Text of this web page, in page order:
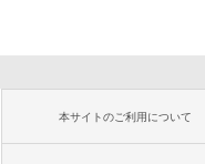
本サイトのご利用について